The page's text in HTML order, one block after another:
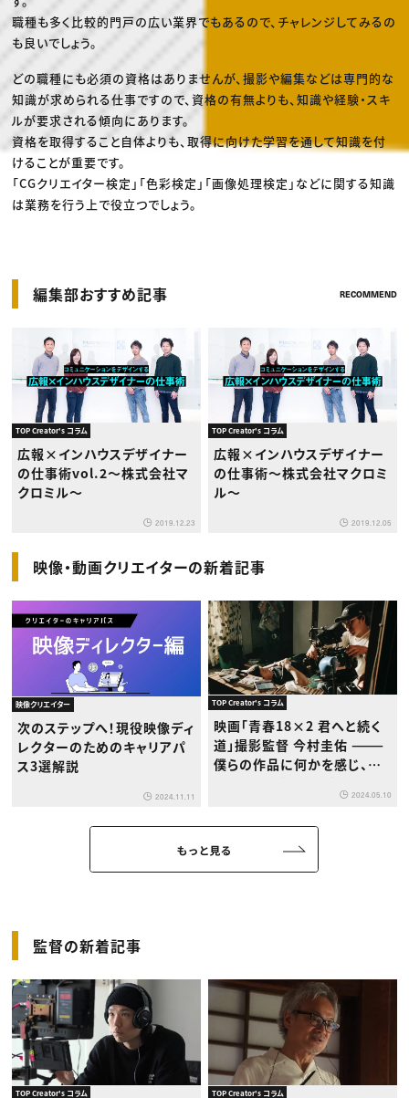
職種も多く比較的門戸の広い業界でもあるので、チャレンジしてみるの
も良いでしょう。
どの職種にも必須の資格はありませんが、撮影や編集などは専門的な
知識が求められる仕事ですので、資格の有無よりも、知識や経験・スキ
ルが要求される傾向にあります。
資格を取得すること自体よりも、取得に向けた学習を通して知識を付
けることが重要です。
「CGクリエイター検定」「色彩検定」「画像処理検定」などに関する知識
は業務を行う上で役立つでしょう。
編集部おすすめ記事 RECOMMEND
TOP Creator's コラム
広報×インハウスデザイナー
の仕事術vol.2〜株式会社マ
クロミル〜
2019.12.23
TOP Creator's コラム
広報×インハウスデザイナー
の仕事術〜株式会社マクロミ
ル〜
2019.12.05
映像・動画クリエイターの新着記事
映像クリエイター
次のステップへ！現役映像ディ
レクターのためのキャリアパ
ス3選解説
2024.11.11
TOP Creator's コラム
映画「青春18×2 君へと続く
道」撮影監督 今村圭佑 ———
僕らの作品に何かを感じ、映
かもしれない。だからこだわる
ことを諦めない。
2024.05.10
監督の新着記事
TOP Creator's コラム TOP Creator's コラム